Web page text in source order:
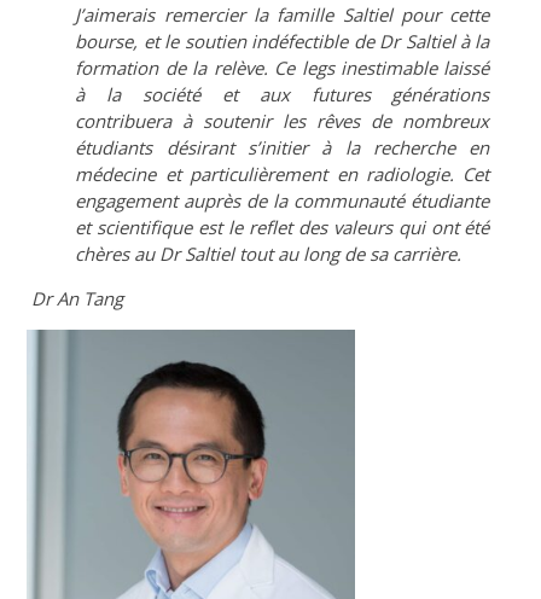
J’aimerais remercier la famille Saltiel pour cette
bourse, et le soutien indéfectible de Dr Saltiel à la
formation de la relève. Ce legs inestimable laissé
à la société et aux futures générations
contribuera à soutenir les rêves de nombreux
étudiants désirant s’initier à la recherche en
médecine et particulièrement en radiologie. Cet
engagement auprès de la communauté étudiante
et scientifique est le reflet des valeurs qui ont été
chères au Dr Saltiel tout au long de sa carrière.
Dr An Tang